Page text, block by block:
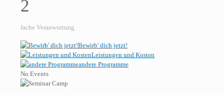
2
fache Veranwortung
Bewirb' dich jetzt!
Leistungen und Kosten
andere Programme
No Events